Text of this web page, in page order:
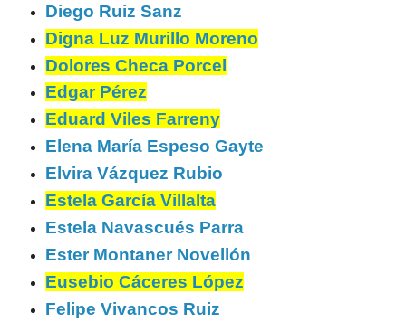
Diego Ruiz Sanz
Digna Luz Murillo Moreno
Dolores Checa Porcel
Edgar Pérez
Eduard Viles Farreny
Elena María Espeso Gayte
Elvira Vázquez Rubio
Estela García Villalta
Estela Navascués Parra
Ester Montaner Novellón
Eusebio Cáceres López
Felipe Vivancos Ruiz